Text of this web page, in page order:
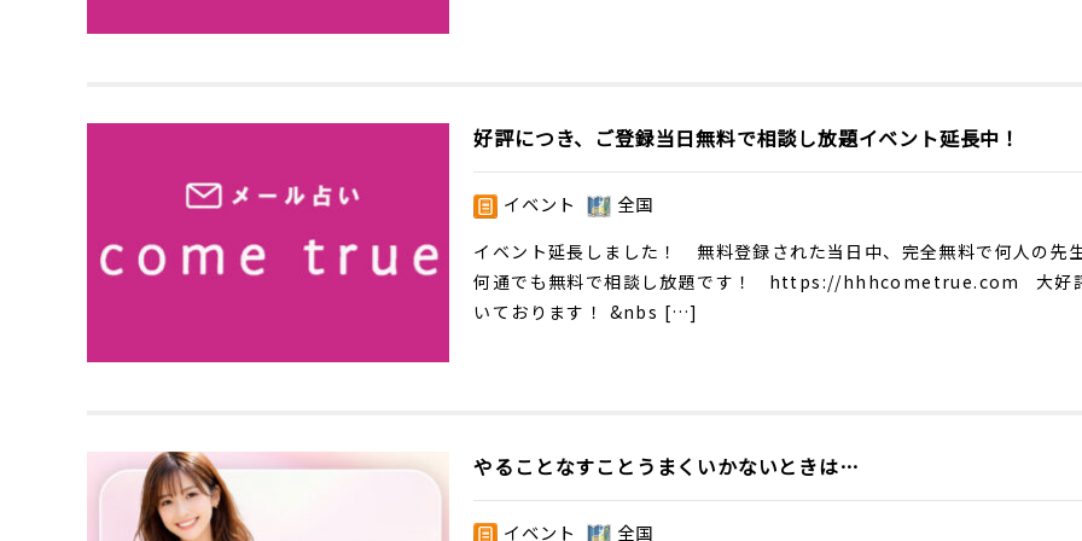
好評につき、ご登録当日無料で相談し放題イベント延長中！
イベント 全国
イベント延長しました！ 無料登録された当日中、完全無料で何人の先生
何通でも無料で相談し放題です！ https://hhhcometrue.com
大好
いております！ &nbs […]
やることなすことうまくいかないときは…
イベント 全国